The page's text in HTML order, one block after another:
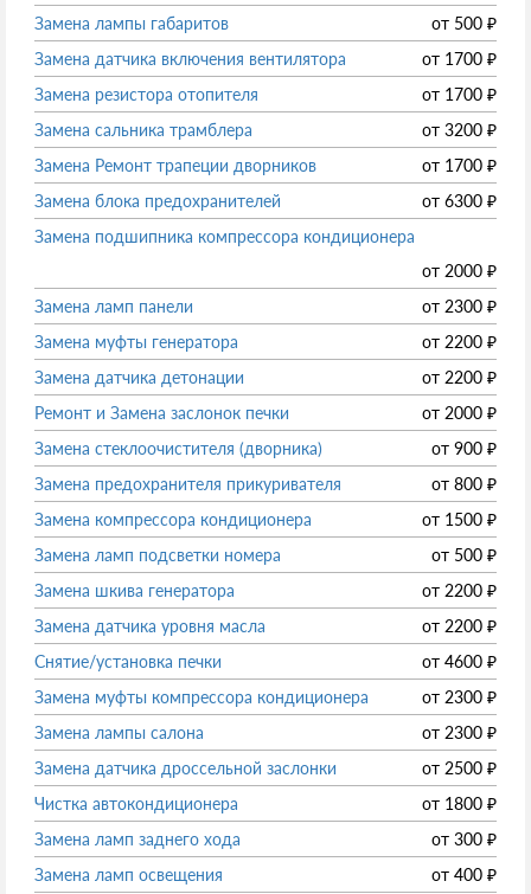
Замена лампы габаритов
от 500 ₽
Замена датчика включения вентилятора
от 1700 ₽
Замена резистора отопителя
от 1700 ₽
Замена сальника трамблера
от 3200 ₽
Замена Ремонт трапеции дворников
от 1700 ₽
Замена блока предохранителей
от 6300 ₽
Замена подшипника компрессора кондиционера
от 2000 ₽
Замена ламп панели
от 2300 ₽
Замена муфты генератора
от 2200 ₽
Замена датчика детонации
от 2200 ₽
Ремонт и Замена заслонок печки
от 2000 ₽
Замена стеклоочистителя (дворника)
от 900 ₽
Замена предохранителя прикуривателя
от 800 ₽
Замена компрессора кондиционера
от 1500 ₽
Замена ламп подсветки номера
от 500 ₽
Замена шкива генератора
от 2200 ₽
Замена датчика уровня масла
от 2200 ₽
Снятие/установка печки
от 4600 ₽
Замена муфты компрессора кондиционера
от 2300 ₽
Замена лампы салона
от 2300 ₽
Замена датчика дроссельной заслонки
от 2500 ₽
Чистка автокондиционера
от 1800 ₽
Замена ламп заднего хода
от 300 ₽
Замена ламп освещения
от 400 ₽